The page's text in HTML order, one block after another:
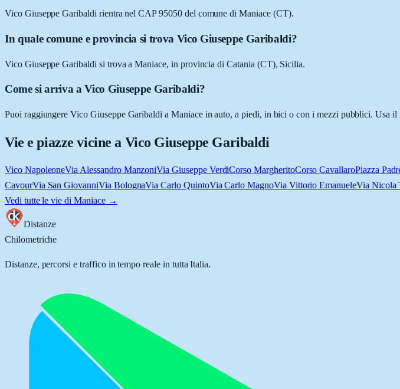
Vico Giuseppe Garibaldi rientra nel CAP 95050 del comune di Maniace (CT).
In quale comune e provincia si trova Vico Giuseppe Garibaldi?
Vico Giuseppe Garibaldi si trova a Maniace, in provincia di Catania (CT), Sicilia.
Come si arriva a Vico Giuseppe Garibaldi?
Puoi raggiungere Vico Giuseppe Garibaldi a Maniace in auto, a piedi, in bici o con i mezzi pubblici. Usa
Vie e piazze vicine a Vico Giuseppe Garibaldi
Vico NapoleoneVia Alessandro ManzoniVia Giuseppe VerdiCorso MargheritoCorso CavallaroPiazza
CavourVia San GiovanniVia BolognaVia Carlo QuintoVia Carlo MagnoVia Vittorio EmanueleVia Nicola
Vedi tutte le vie di Maniace→
Distanze
Chilometriche
Distanze, percorsi e traffico in tempo reale in tutta Italia.